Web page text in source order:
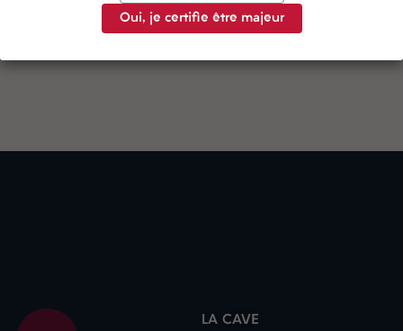
Détails du produit
LA CAVE
Oui, je certifie être majeur